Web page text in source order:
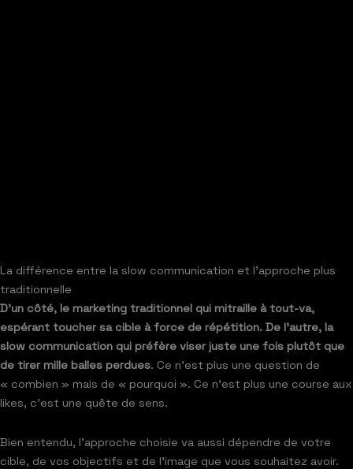
La différence entre la slow communication et l’approche plus
traditionnelle
D’un côté, le marketing traditionnel qui mitraille à tout-va,
espérant toucher sa cible à force de répétition. De l’autre, la
slow communication qui préfère viser juste une fois plutôt que
de tirer mille balles perdues. Ce n’est plus une question de
« combien » mais de « pourquoi ». Ce n’est plus une course aux
likes, c’est une quête de sens.
Bien entendu, l’approche choisie va aussi dépendre de votre
cible, de vos objectifs et de l’image que vous souhaitez avoir.